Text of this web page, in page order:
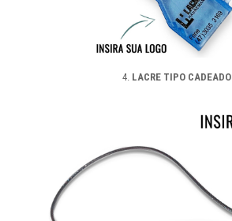
4. LACRE TIPO CADEADO